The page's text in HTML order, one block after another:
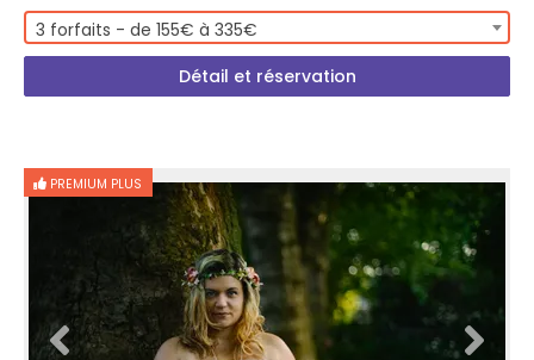
3 forfaits - de 155€ à 335€
Détail et réservation
PREMIUM PLUS